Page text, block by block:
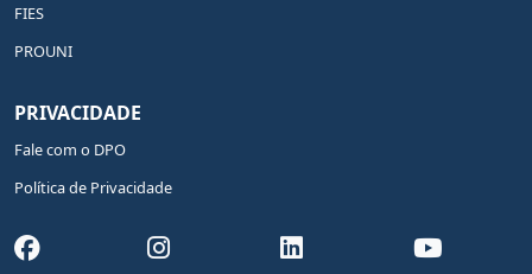
FIES
PROUNI
PRIVACIDADE
Fale com o DPO
Política de Privacidade